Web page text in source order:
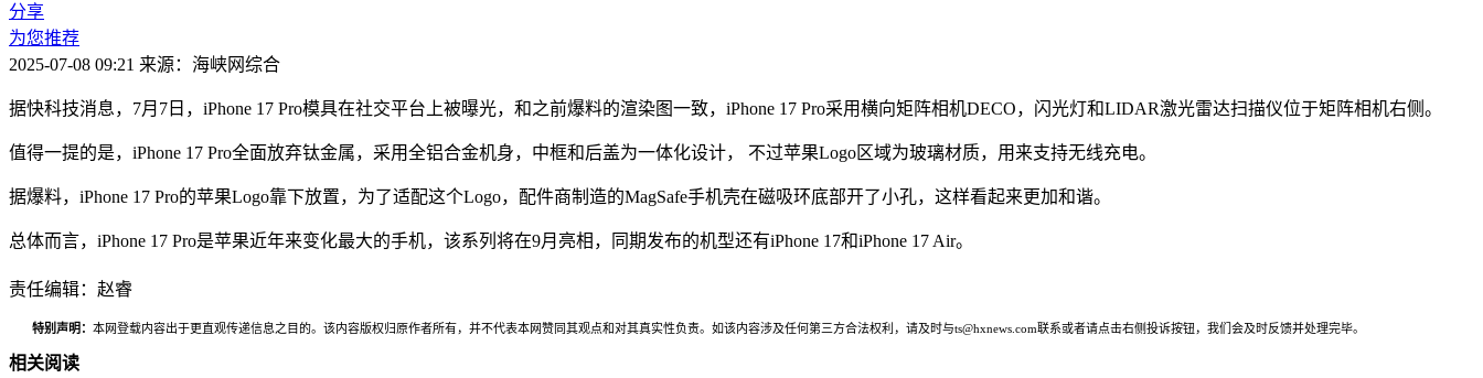
分享
为您推荐
2025-07-08 09:21 来源：海峡网综合
据快科技消息，7月7日，iPhone 17 Pro模具在社交平台上被曝光，和之前爆料的渲染图一致，iPhone 17 Pro采用横向矩阵相机DECO，闪光灯和LIDAR激光雷达扫描仪位于矩阵相机右侧。
值得一提的是，iPhone 17 Pro全面放弃钛金属，采用全铝合金机身，中框和后盖为一体化设计， 不过苹果Logo区域为玻璃材质，用来支持无线充电。
据爆料，iPhone 17 Pro的苹果Logo靠下放置，为了适配这个Logo，配件商制造的MagSafe手机壳在磁吸环底部开了小孔，这样看起来更加和谐。
总体而言，iPhone 17 Pro是苹果近年来变化最大的手机，该系列将在9月亮相，同期发布的机型还有iPhone 17和iPhone 17 Air。
责任编辑：赵睿
特别声明： 本网登载内容出于更直观传递信息之目的。该内容版权归原作者所有，并不代表本网赞同其观点和对其真实性负责。如该内容涉及任何第三方合法权利，请及时与ts@hxnews.com联系或者请点击右侧投诉按钮，我们会及时反馈并处理完毕。
相关阅读